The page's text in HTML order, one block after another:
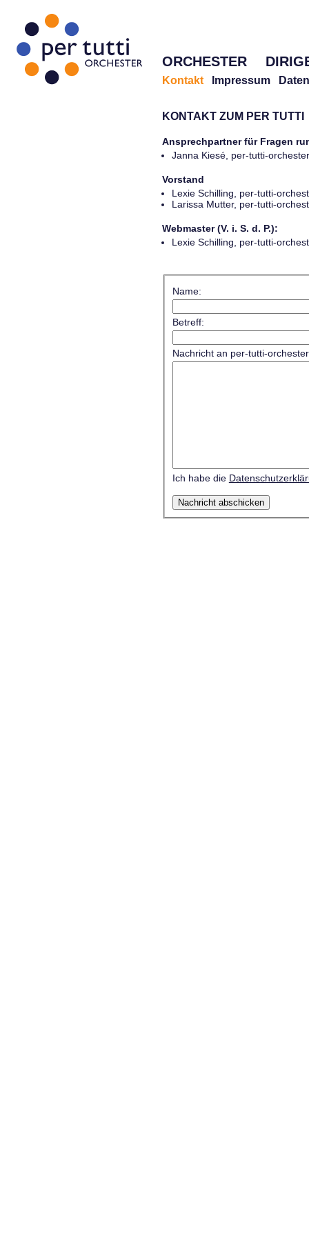
ORCHESTER
Kontakt Impressum
KONTAKT ZUM PER TUTTI
Ansprechpartner für Fragen
Janna Kiesé, per-tutti-
Vorstand
Lexie Schilling, per-tutti-
Larissa Mutter, per-tutti-
Webmaster (V. i. S. d. P.):
Lexie Schilling, per-tutti-
Name:
Betreff:
Nachricht an per-tutti-
Ich habe die